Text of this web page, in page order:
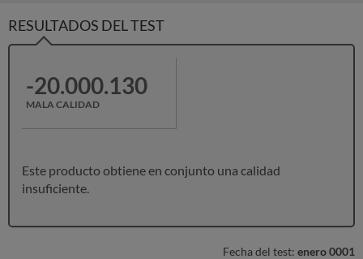
RESULTADOS DEL TEST
-20.000.130
MALA CALIDAD
Este producto obtiene en conjunto una calidad
insuficiente.
Fecha del test: enero 0001